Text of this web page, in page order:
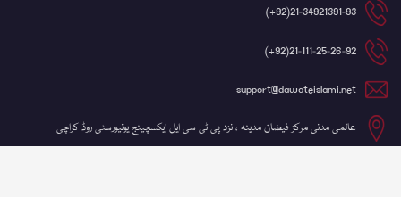
21-34921391-93(92+)
21-111-25-26-92(92+)
support@dawateislami.net
عالمی مدنی مرکز فیضان مدینہ ، نزد پی ٹی سی ایل ایکسچینج یونیورسٹی روڈ کراچی